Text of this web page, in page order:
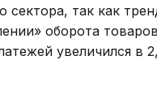
сектора, так как
оборота
увеличился в